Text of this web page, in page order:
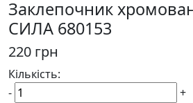
Заклепочник
СИЛА 680153
220 грн
Кількість:
-
+